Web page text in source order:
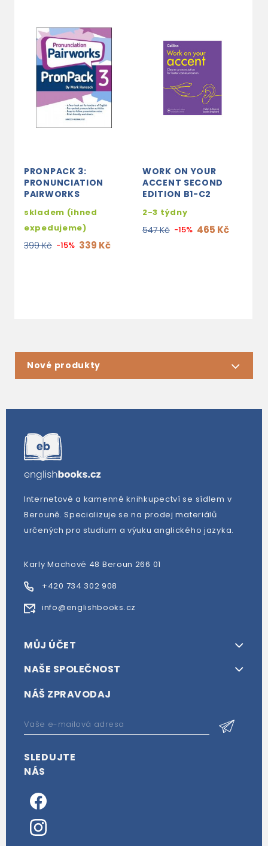
PRONPACK 3:
PRONUNCIATION
PAIRWORKS
skladem (ihned
expedujeme)
399 Kč -15% 339 Kč
WORK ON YOUR
ACCENT SECOND
EDITION B1-C2
2-3 týdny
547 Kč -15% 465 Kč
Nové produkty
Internetové a kamenné knihkupectví se sídlem v
Berouně. Specializuje se na prodej materiálů
určených pro studium a výuku anglického jazyka.
Karly Machové 48 Beroun 266 01
+420 734 302 908
info@englishbooks.cz
MŮJ ÚČET
NAŠE SPOLEČNOST
NÁŠ ZPRAVODAJ
SLEDUJTE
NÁS